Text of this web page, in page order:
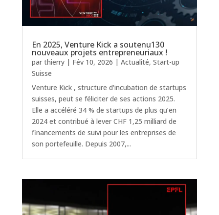
En 2025, Venture Kick a soutenu130
nouveaux projets entrepreneuriaux !
par thierry| Fév 10, 2026 | Actualité, Start-up
Suisse
Venture Kick , structure d'incubation de startups
suisses, peut se féliciter de ses actions 2025.
Elle a accéléré 34 % de startups de plus qu’en
2024 et contribué à lever CHF 1,25 milliard de
financements de suivi pour les entreprises de
son portefeuille. Depuis 2007,...